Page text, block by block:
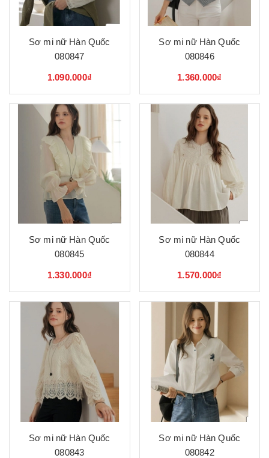
Sơ mi nữ Hàn Quốc
080847
1.090.000₫
Sơ mi nữ Hàn Quốc
080846
1.360.000₫
Sơ mi nữ Hàn Quốc
080845
1.330.000₫
Sơ mi nữ Hàn Quốc
080844
1.570.000₫
Sơ mi nữ Hàn Quốc
080843
Sơ mi nữ Hàn Quốc
080842